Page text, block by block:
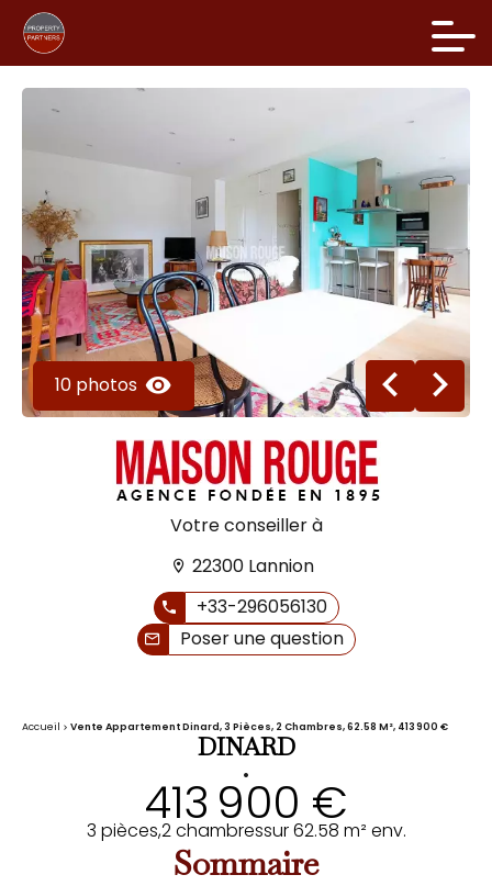
10 photos
Votre conseiller à
22300 Lannion
+33-296056130
Poser une question
Accueil Vente Appartement Dinard, 3 Pièces, 2 Chambres, 62.58 M², 413 900 €
DINARD
•
413 900 €
3 pièces,2 chambressur 62.58 m² env.
Sommaire